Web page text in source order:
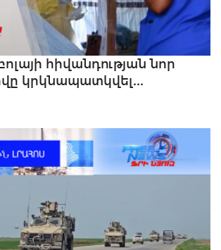
հիվանդության նոր
կրկնապատկվել...